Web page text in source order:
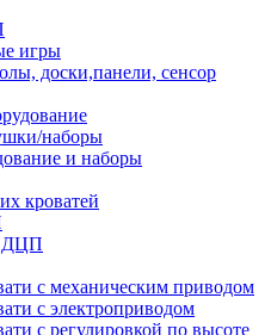
игры
доски,панели, сенсор
наборы
и наборы
кроватей
ДЦП
с механическим приводом
с электроприводом
с регулировкой по высоте